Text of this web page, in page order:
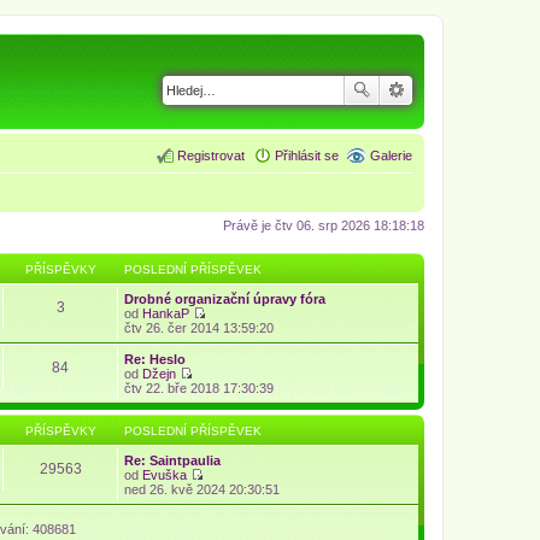
Galerie
Přihlásit se
Registrovat
Právě je čtv 06. srp 2026 18:18:18
PŘÍSPĚVKY POSLEDNÍ PŘÍSPĚVEK
3
Drobné organizační úpravy fóra
od HankaP
Z
o
a
z
i
t
o
s
l
e
čtv 26. čer 2014 13:59:20
84
Re: Heslo
od Džejn
Z
o
b
r
a
z
i
p
čtv 22. bře 2018 17:30:39
PŘÍSPĚVKY POSLEDNÍ PŘÍSPĚVEK
29563
Re: Saintpaulia
od Evuška
Z
o
ned 26. kvě 2024 20:30:51
408681